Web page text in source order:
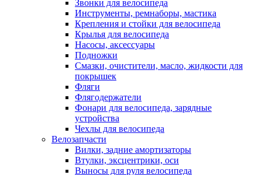
Звонки для велосипеда
Инструменты, ремнаборы, мастика
Крепления и стойки для велосипеда
Крылья для велосипеда
Насосы, аксессуары
Подножки
Смазки, очистители, масло, жидкости для
покрышек
Фляги
Флягодержатели
Фонари для велосипеда, зарядные
устройства
Чехлы для велосипеда
Велозапчасти
Вилки, задние амортизаторы
Втулки, эксцентрики, оси
Выносы для руля велосипеда